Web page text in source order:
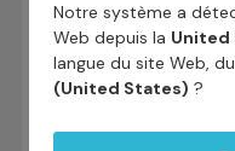
Détails du
Notre système a
Web depuis la United
langue du site Web, du
(United States) ?